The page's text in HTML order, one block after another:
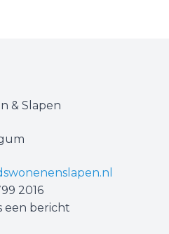
& Slapen
2016‬
een bericht